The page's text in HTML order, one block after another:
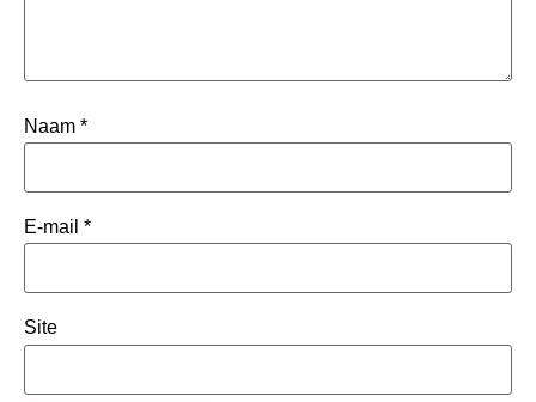
Naam *
E-mail *
Site